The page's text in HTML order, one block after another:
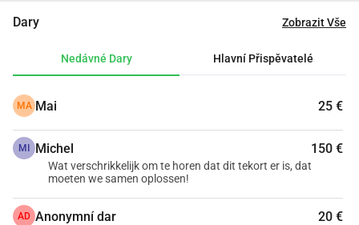
nedostatek již pokryla. S touto sbírkou doufám, že se
podporuje, přispěje dar, ať už velký nebo malý, můžeme se
dostat velmi daleko.
Děkuji vám moc za vaši podporu!
Pro každého, kdo si ještě chvíli chce prohlédnout, jak to
bylo skvělé: https://podiumoosterwold.nl/
Dary Zobrazit Vše
Nedávné Dary Hlavní Přispěvatelé
MA Mai 25 €
MI Michel 150 €
Wat verschrikkelijk om te horen dat dit tekort er is, dat
moeten we samen oplossen!
AD Anonymní dar 20 €